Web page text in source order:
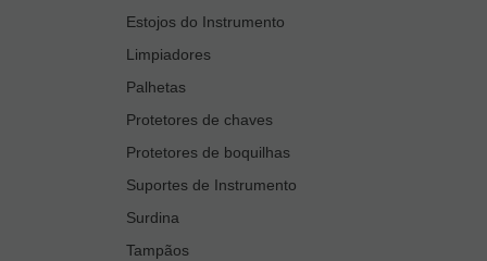
Estojos do Instrumento
Limpiadores
Palhetas
Protetores de chaves
Protetores de boquilhas
Suportes de Instrumento
Surdina
Tampãos